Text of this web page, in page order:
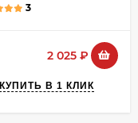
3
2 025 ₽
КУПИТЬ В 1 КЛИК